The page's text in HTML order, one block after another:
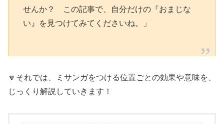
せんか？ この記事で、自分だけの『おまじな
い』を見つけてみてくださいね。」
🔽それでは、ミサンガをつける位置ごとの効果や意味を、
じっくり解説していきます！